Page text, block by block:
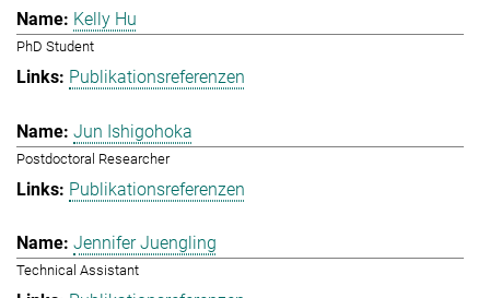
Kelly Hu
PhD Student
Publikationsreferenzen
Jun Ishigohoka
Postdoctoral Researcher
Publikationsreferenzen
Jennifer Juengling
Technical Assistant